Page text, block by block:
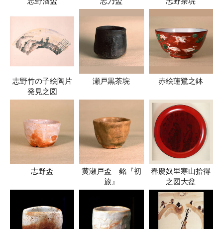
志野竹の子絵陶片
発見之図
瀬戸黒茶垸 赤絵蓮鷺之鉢
志野盃
黄瀬戸盃 銘『初
旅』
春慶奴里寒山拾得
之図大盆